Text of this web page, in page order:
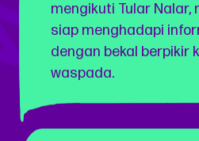
mengikuti Tular Nalar,
siap menghadapi
dengan bekal berpikir
waspada.